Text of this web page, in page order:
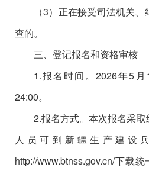
（3）正在接受司法机关
查的。
三、登记报名和资格审核
1.报名时间。2026年5
24:00。
2.报名方式。本次报名采
人员可到新疆生产建设
http://www.btnss.gov.cn/下载